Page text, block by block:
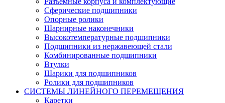
Сферические подшипники
Опорные ролики
Шарнирные наконечники
Высокотемпературные подшипники
Подшипники из нержавеющей стали
Комбинированные подшипники
Втулки
Шарики для подшипников
Ролики для подшипников
СИСТЕМЫ ЛИНЕЙНОГО ПЕРЕМЕЩЕНИЯ
Каретки